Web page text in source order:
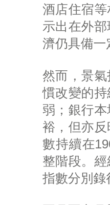
酒店住宿
示出在外
濟仍具備
然而，景
慣改變的
弱；銀行
裕，但亦
數持續在
整階段。
指數分別錄